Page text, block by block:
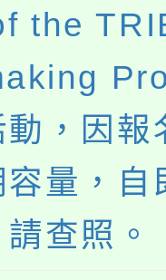
the
，因報
量，自
查照。